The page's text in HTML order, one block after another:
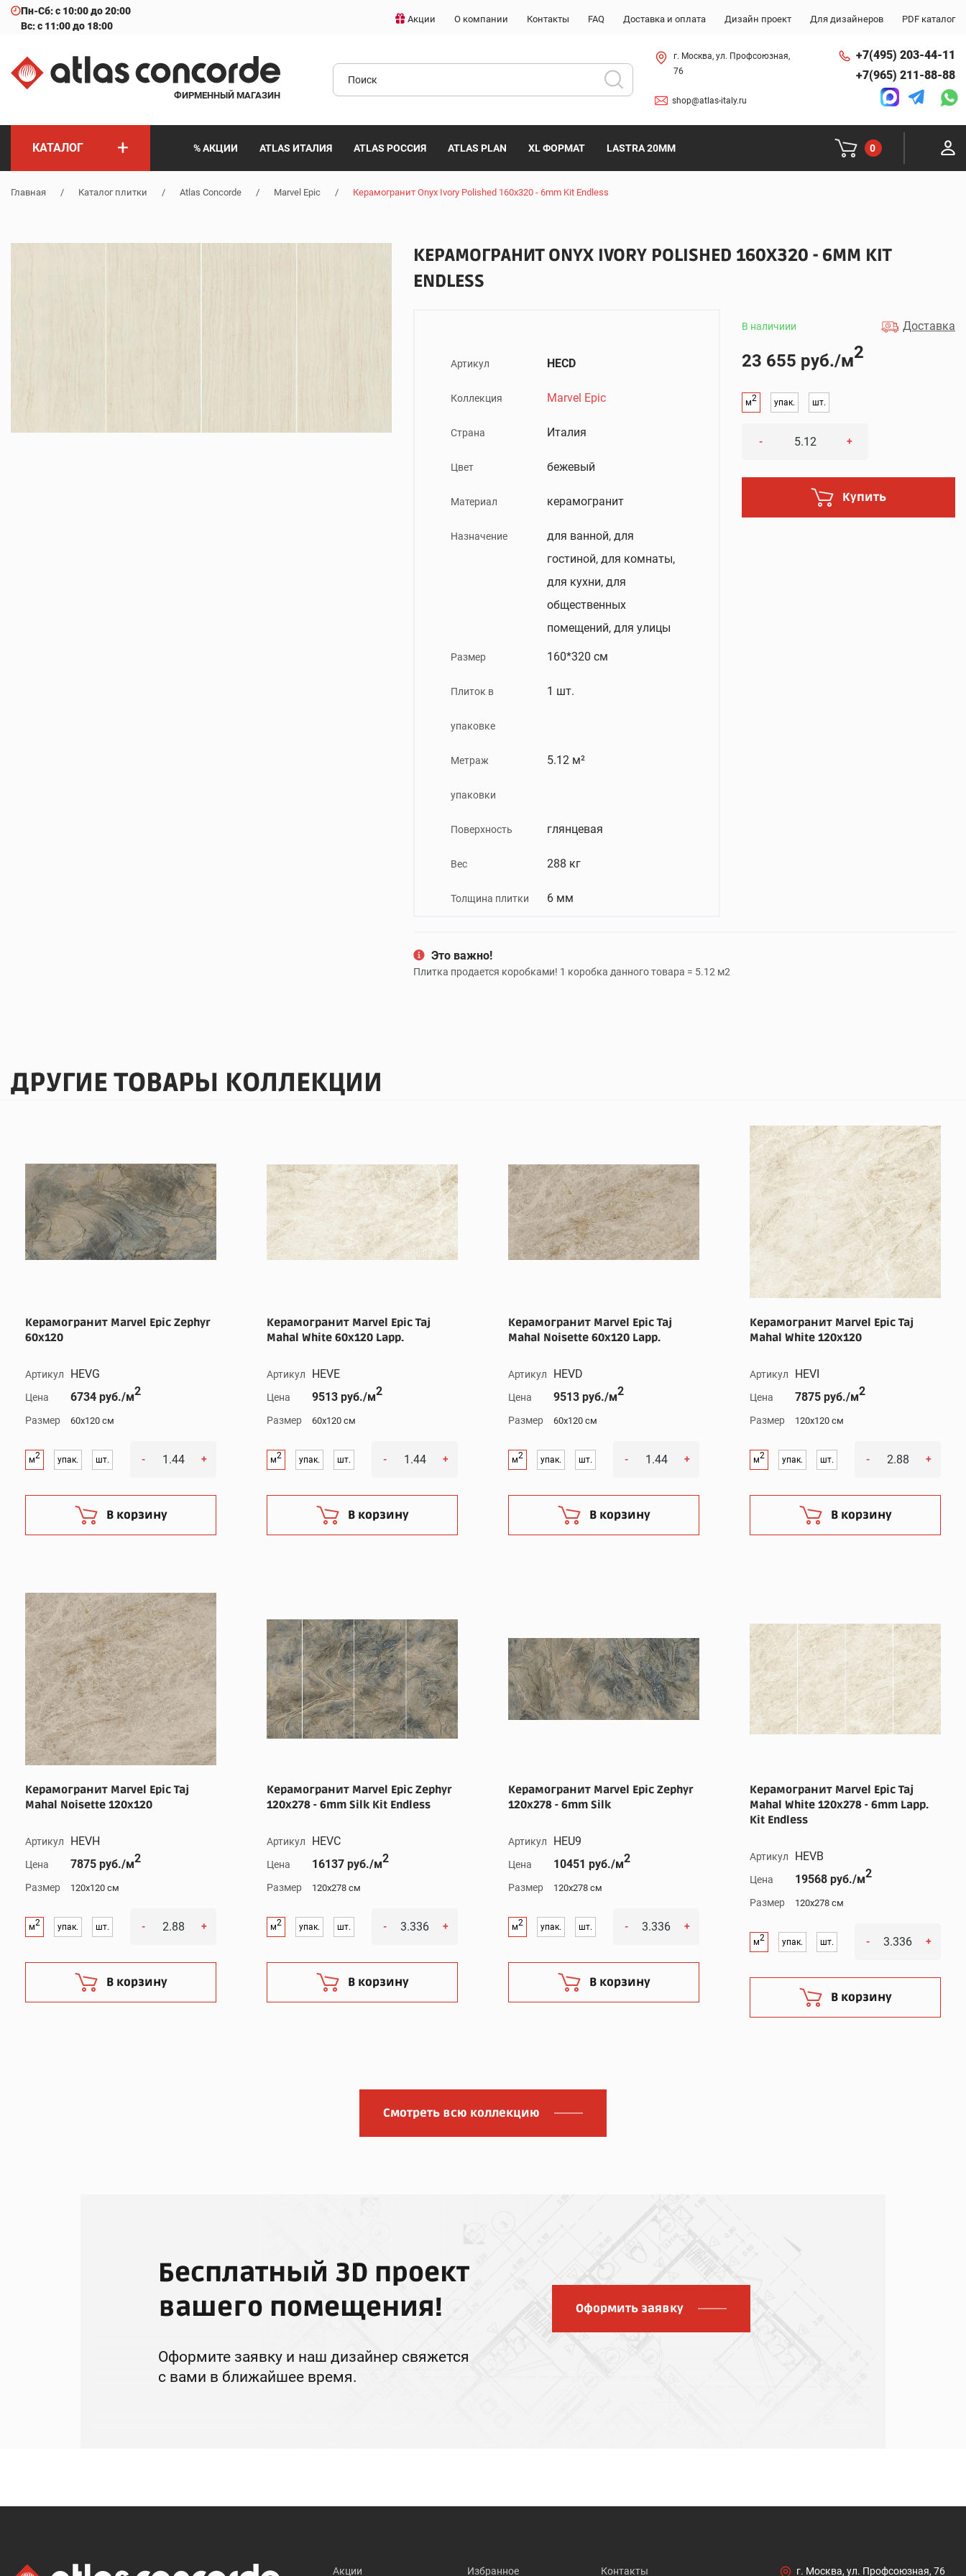
Пн-Сб: с 10:00 до 20:00
Вс: с 11:00 до 18:00
Акции О компании Контакты FAQ Доставка и оплата Дизайн проект Для дизайнеров PDF каталог
ФИРМЕННЫЙ МАГАЗИН
г. Москва, ул. Профсоюзная,
76
shop@atlas-italy.ru
+7(495) 203-44-11
+7(965) 211-88-88
КАТАЛОГ + % АКЦИИ ATLAS ИТАЛИЯ ATLAS РОССИЯ ATLAS PLAN XL ФОРМАТ LASTRA 20MM 0
Главная / Каталог плитки / Atlas Concorde / Marvel Epic / Керамогранит Onyx Ivory Polished 160x320 - 6mm Kit Endless
КЕРАМОГРАНИТ ONYX IVORY POLISHED 160X320 - 6MM KIT
ENDLESS
Артикул HECD
Коллекция Marvel Epic
Страна Италия
Цвет бежевый
Материал керамогранит
Назначение
для ванной, для
гостиной, для комнаты,
для кухни, для
общественных
помещений, для улицы
Размер 160*320 см
Плиток в
упаковке
1 шт.
Метраж
упаковки
5.12 м²
Поверхность глянцевая
Вес 288 кг
Толщина плитки 6 мм
В наличиии Доставка
23 655 руб./м2
м2 упак. шт.
- +
Купить
Это важно!
Плитка продается коробками! 1 коробка данного товара = 5.12 м2
ДРУГИЕ ТОВАРЫ КОЛЛЕКЦИИ
Керамогранит Marvel Epic Zephyr
60x120
Артикул HEVG
Цена 6734 руб./м2
Размер 60x120 см
м2 упак. шт. - +
В корзину
Керамогранит Marvel Epic Taj
Mahal White 60x120 Lapp.
Артикул HEVE
Цена 9513 руб./м2
Размер 60x120 см
м2 упак. шт. - +
В корзину
Керамогранит Marvel Epic Taj
Mahal Noisette 60x120 Lapp.
Артикул HEVD
Цена 9513 руб./м2
Размер 60x120 см
м2 упак. шт. - +
В корзину
Керамогранит Marvel Epic Taj
Mahal White 120x120
Артикул HEVI
Цена 7875 руб./м2
Размер 120x120 см
м2 упак. шт. - +
В корзину
Керамогранит Marvel Epic Taj
Mahal Noisette 120x120
Артикул HEVH
Цена 7875 руб./м2
Размер 120x120 см
м2 упак. шт. - +
В корзину
Керамогранит Marvel Epic Zephyr
120x278 - 6mm Silk Kit Endless
Артикул HEVC
Цена 16137 руб./м2
Размер 120x278 см
м2 упак. шт. - +
В корзину
Керамогранит Marvel Epic Zephyr
120x278 - 6mm Silk
Артикул HEU9
Цена 10451 руб./м2
Размер 120x278 см
м2 упак. шт. - +
В корзину
Керамогранит Marvel Epic Taj
Mahal White 120x278 - 6mm Lapp.
Kit Endless
Артикул HEVB
Цена 19568 руб./м2
Размер 120x278 см
м2 упак. шт. - +
В корзину
Смотреть всю коллекцию
Бесплатный 3D проект
вашего помещения!
Оформите заявку и наш дизайнер свяжется
с вами в ближайшее время.
Оформить заявку
Акции Избранное Контакты г. Москва, ул. Профсоюзная, 76